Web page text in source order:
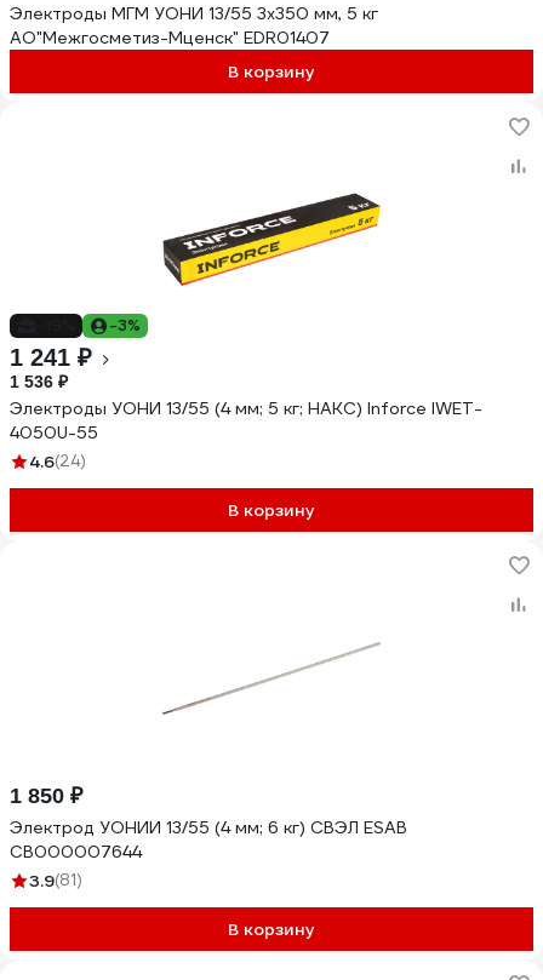
Электроды МГМ УОНИ 13/55 3x350 мм, 5 кг
АО"Межгосметиз-Мценск" EDR01407
В корзину
-3%
1 241 ₽
1 536 ₽
Электроды УОНИ 13/55 (4 мм; 5 кг; НАКС) Inforce IWET-
4050U-55
4.6(24)
В корзину
1 850 ₽
Электрод УОНИИ 13/55 (4 мм; 6 кг) СВЭЛ ESAB
СВ000007644
3.9(81)
В корзину